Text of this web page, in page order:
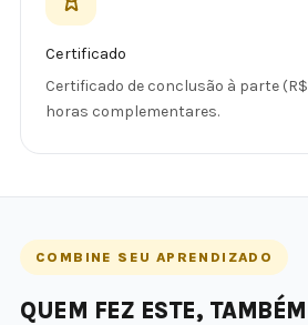
Certificado
Certificado de conclusão à parte
horas complementares.
COMBINE SEU APRENDIZADO
QUEM FEZ ESTE,